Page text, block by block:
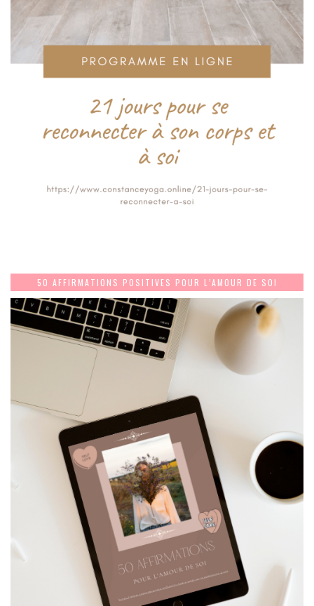
50 AFFIRMATIONS POSITIVES POUR L’AMOUR DE SOI